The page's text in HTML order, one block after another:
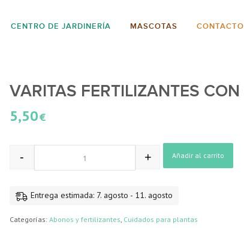
CENTRO DE JARDINERÍA MASCOTAS CONTACTO
VARITAS FERTILIZANTES
5,50€
- + Añadir al carrito
Entrega estimada: 7. agosto - 11. agosto
Categorías: Abonos y fertilizantes Cuidados para plantas